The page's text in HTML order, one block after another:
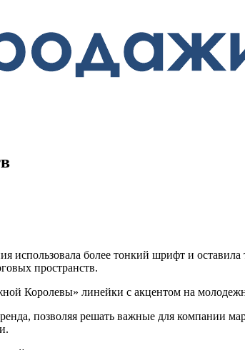
использовала более тонкий шрифт и
пространств.
Королевы» линейки с акцентом на
позволяя решать важные для компании